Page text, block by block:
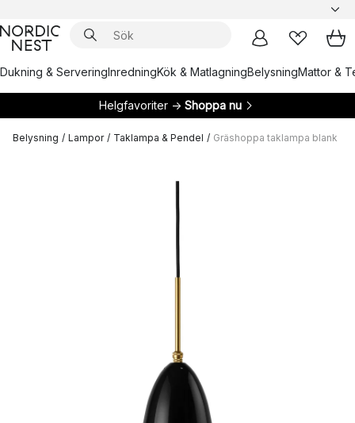
Dukning & ServeringInredningKök & MatlagningBelysningMattor &
Helgfavoriter → Shoppa nu
Belysning / Lampor / Taklampa & Pendel / Gräshoppa taklampa blank